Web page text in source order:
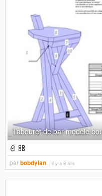
Tabouret de bar modèle
parbobdylan il y a 8 ans